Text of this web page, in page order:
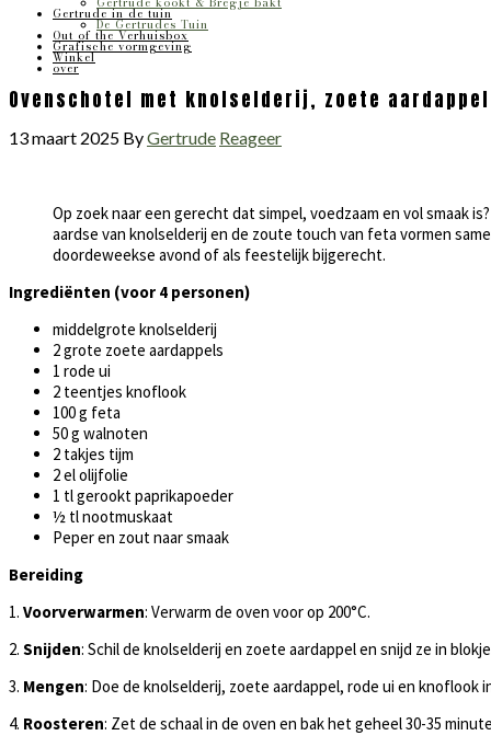
Gertrude in de tuin
De Gertrudes Tuin
Out of the Verhuisbox
Grafische vormgeving
Winkel
over
Ovenschotel met knolselderij, zoete
13 maart 2025 ByGertrude Reageer
Op zoek naar een gerecht dat simpel, voedzaam en vol smaak
aardse van knolselderij en de zoute touch van feta vormen
doordeweekse avond of als feestelijk bijgerecht.
Ingrediënten (voor 4 personen)
middelgrote knolselderij
2 grote zoete aardappels
1 rode ui
2 teentjes knoflook
100 g feta
50 g walnoten
2 takjes tijm
2 el olijfolie
1 tl gerookt paprikapoeder
½ tl nootmuskaat
Peper en zout naar smaak
Bereiding
1. Voorverwarmen: Verwarm de oven voor op 200°C.
2. Snijden: Schil de knolselderij en zoete aardappel en snijd ze in
3. Mengen: Doe de knolselderij, zoete aardappel, rode ui en knoflook
4. Roosteren: Zet de schaal in de oven en bak het geheel 30-35